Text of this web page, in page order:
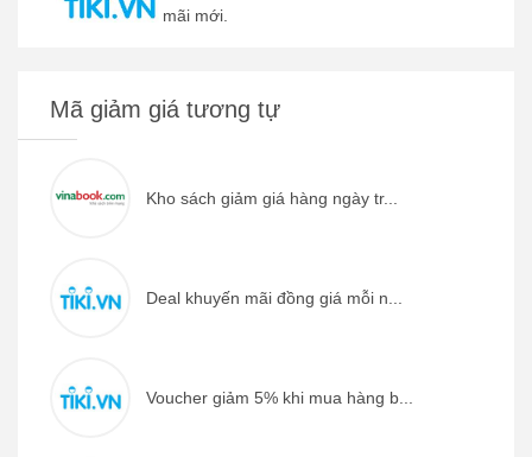
mãi mới.
Mã giảm giá tương tự
Kho sách giảm giá hàng ngày tr...
Deal khuyến mãi đồng giá mỗi n...
Voucher giảm 5% khi mua hàng b...